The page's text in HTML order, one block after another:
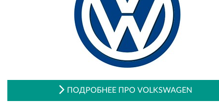
ПОДРОБНЕЕ ПРО VOLKSWAGEN